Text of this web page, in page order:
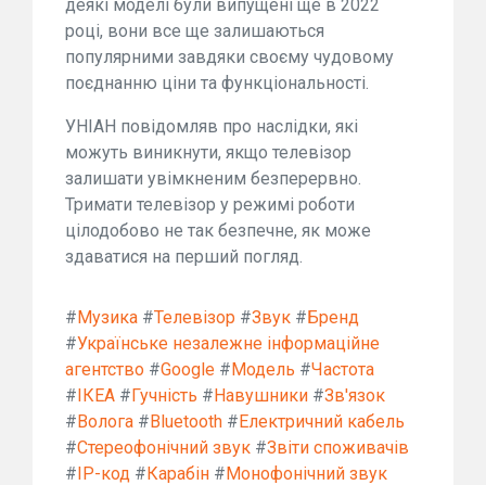
деякі моделі були випущені ще в 2022
році, вони все ще залишаються
популярними завдяки своєму чудовому
поєднанню ціни та функціональності.
УНІАН повідомляв про наслідки, які
можуть виникнути, якщо телевізор
залишати увімкненим безперервно.
Тримати телевізор у режимі роботи
цілодобово не так безпечне, як може
здаватися на перший погляд.
#Музика #Телевізор #Звук #Бренд
#Українське незалежне інформаційне
агентство #Google #Модель #Частота
#ІКЕА #Гучність #Навушники #Зв'язок
#Волога #Bluetooth #Електричний кабель
#Стереофонічний звук #Звіти споживачів
#IP-код #Карабін #Монофонічний звук